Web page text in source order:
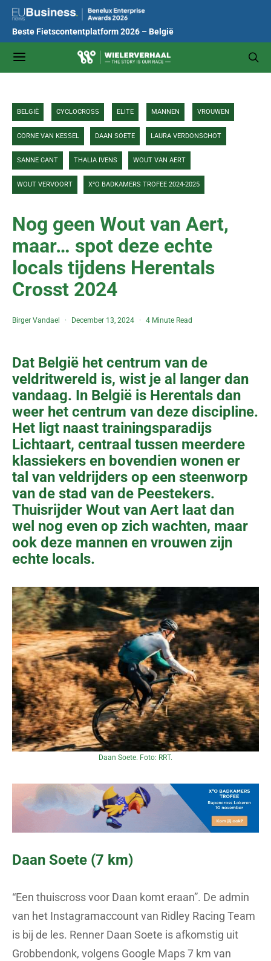
Beste Fietscontentplatform 2026 – België
BELGIË CYCLOCROSS ELITE MANNEN VROUWEN
CORNE VAN KESSEL DAAN SOETE LAURA VERDONSCHOT
SANNE CANT THALIA IVENS WOUT VAN AERT
WOUT VERVOORT X²O BADKAMERS TROFEE 2024-2025
Nog geen Wout van Aert,
maar… spot deze echte
locals tijdens Herentals
Crosst 2024
Birger Vandael December 13, 2024 4 Minute Read
Dat België het centrum van de
veldritwereld is, wist je al langer dan
vandaag. In België is Herentals dan
weer het centrum van deze discipline.
Het ligt naast trainingsparadijs
Lichtaart, centraal tussen meerdere
klassiekers en bovendien wonen er
tal van veldrijders op een steenworp
van de stad van de Peestekers.
Thuisrijder Wout van Aert laat dan
wel nog even op zich wachten, maar
ook deze mannen en vrouwen zijn
echte locals.
Daan Soete. Foto: RRT.
Daan Soete (7 km)
“Een thuiscross voor Daan komt eraan”. De admin
van het Instagramaccount van Ridley Racing Team
is bij de les. Renner Daan Soete is afkomstig uit
Grobbendonk, volgens Google Maps 7 km van